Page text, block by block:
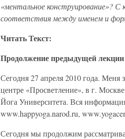
«ментальное конструирование»? С
соответствия между именем и
Читать Текст:
Продолжение предыдущей лекции
Сегодня 27 апреля 2010 года.
центре «Просветление», в г.
Йога Университета. Вся
www.happyoga.narod.ru,
Сегодня мы продолжим